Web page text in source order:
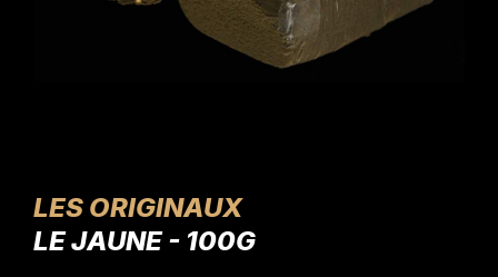
LES ORIGINAUX
LE JAUNE - 100G